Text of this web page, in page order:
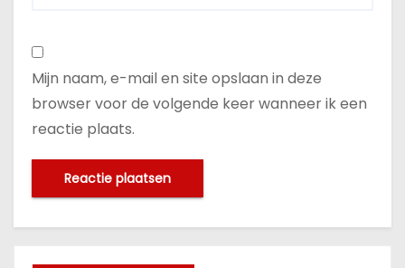
Mijn naam, e-mail en site opslaan in deze
browser voor de volgende keer wanneer ik een
reactie plaats.